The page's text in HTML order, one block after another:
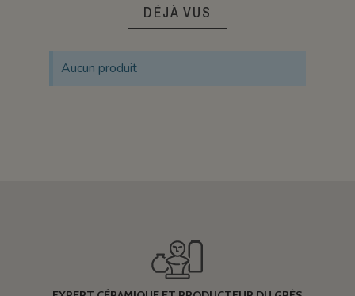
DÉJÀ VUS
Aucun produit